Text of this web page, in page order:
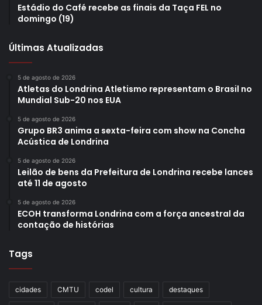
Estádio do Café recebe as finais da Taça FEL no
domingo (19)
Últimas Atualizadas
5 de agosto de 2026
Atletas do Londrina Atletismo representam o Brasil no
Mundial Sub-20 nos EUA
5 de agosto de 2026
Grupo BR3 anima a sexta-feira com show na Concha
Acústica de Londrina
5 de agosto de 2026
Leilão de bens da Prefeitura de Londrina recebe lances
até 11 de agosto
5 de agosto de 2026
ECOH transforma Londrina com a força ancestral da
contação de histórias
Tags
cidades CMTU codel cultura destaques